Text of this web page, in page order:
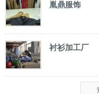
胤鼎服饰
衬衫加工厂